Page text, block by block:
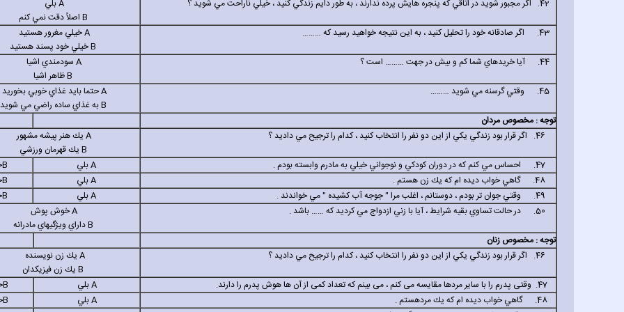
Aبلي
B اصلاً دقت نمي كنم
………
Aخيلي مغرور هستيد
Bخيلي خود پسند هستيد
……… است ؟ A سودمندي اشيا
Bظاهر اشيا
………
Aحتما بايد غذاي خوبي بخوريد
Bبه غذاي ساده راضي مي شويد
توجه : مخصوص مردان
A يك هنر پيشه مشهور
B يك قهرمان ورزشي
Aبلي B
Aبلي B
Aبلي B
…… باشد . Aخوش پوش
Bداراي ويژگيهاي مادرانه
توجه : مخصوص زنان
A يك زن نویسنده
B يك زن فیزیکدان
Aبلي B
Aبلي B